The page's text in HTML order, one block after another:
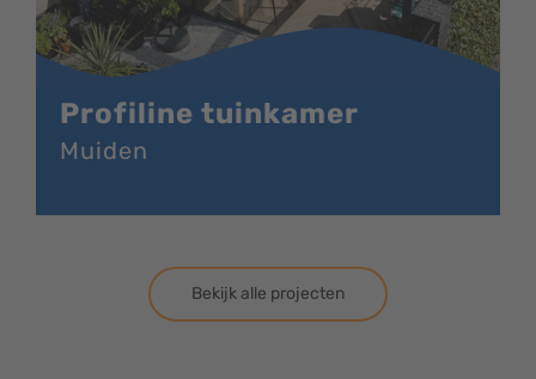
Profiline tuinkamer
Muiden
Bekijk alle projecten